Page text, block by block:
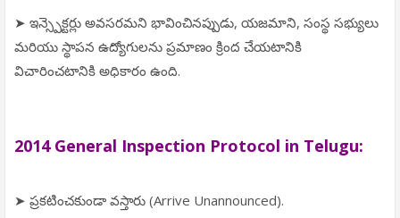
➤ ఇన్స్పెక్టర్లు అవసరమని భావించినప్పుడు, యజమాని, సంస్థ సభ్యులు
మరియు స్థాపన ఉద్యోగులను ప్రమాణం క్రింద చేయటానికి
విచారించటానికి అధికారం ఉంది.
2014 General Inspection Protocol in Telugu:
➤ ప్రకటించకుండా వస్తారు (Arrive Unannounced).